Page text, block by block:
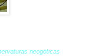
neogóticas